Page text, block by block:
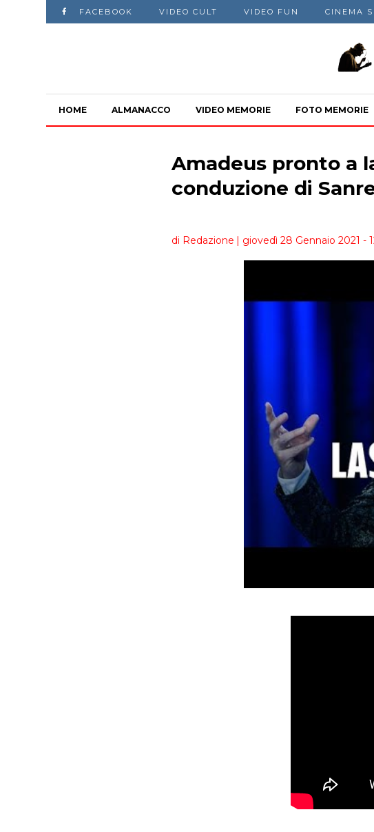
FACEBOOK VIDEO CULT VIDEO FUN CINEMA
HOME ALMANACCO VIDEO MEMORIE FOTO MEMORIE
Amadeus pronto a
conduzione di
di Redazione | giovedì 28 Gennaio 2021 -